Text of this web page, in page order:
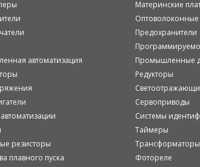
Материнские
Оптоволоконные
Предохранители
автоматизация Промышленные
Редукторы
Сервоприводы
Системы
Таймеры
резисторы Трансформаторы
плавного пуска Фотореле